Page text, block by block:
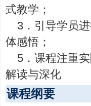
式教学；
3．引导学员
体感悟；
5．课程注重
解读与深化
课程纲要